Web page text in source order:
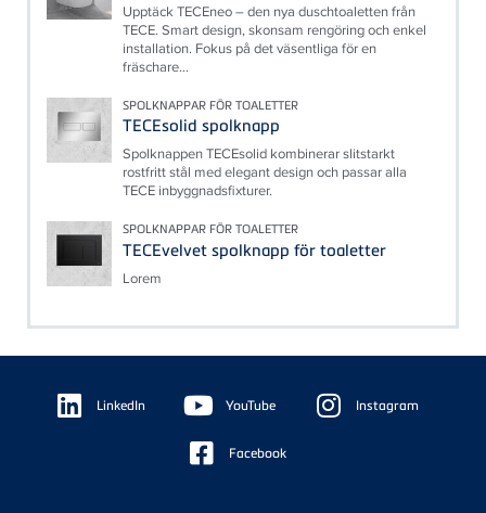
Upptäck TECEneo – den nya duschtoaletten från
TECE. Smart design, skonsam rengöring och enkel
installation. Fokus på det väsentliga för en
fräschare...
SPOLKNAPPAR FÖR TOALETTER
TECEsolid spolknapp
Spolknappen TECEsolid kombinerar slitstarkt
rostfritt stål med elegant design och passar alla
TECE inbyggnadsfixturer.
SPOLKNAPPAR FÖR TOALETTER
TECEvelvet spolknapp för toaletter
Lorem
Floating
Sidebar LinkedIn YouTube Instagram
Facebook